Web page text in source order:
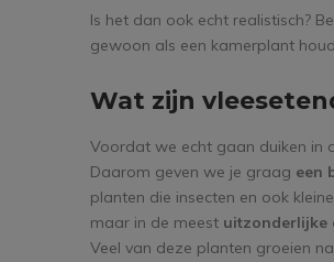
Is het dan ook echt realistisch?
gewoon als een kamerplant
Wat zijn
Voordat we echt gaan duiken in
Daarom geven we je graag een
planten die insecten en ook
maar in de meest uitzonderlijke
Veel van deze planten groeien